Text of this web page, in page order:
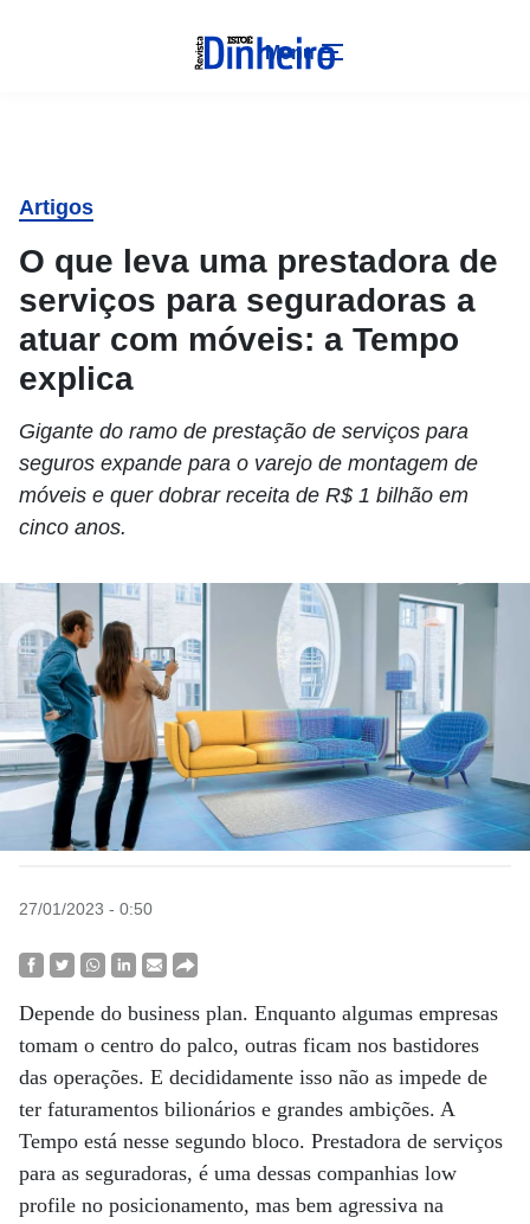
Menu
Artigos
O que leva uma prestadora de
serviços para seguradoras a
atuar com móveis: a Tempo
explica
Gigante do ramo de prestação de serviços para
seguros expande para o varejo de montagem de
móveis e quer dobrar receita de R$ 1 bilhão em
cinco anos.
27/01/2023 - 0:50
Depende do business plan. Enquanto algumas empresas
tomam o centro do palco, outras ficam nos bastidores
das operações. E decididamente isso não as impede de
ter faturamentos bilionários e grandes ambições. A
Tempo está nesse segundo bloco. Prestadora de serviços
para as seguradoras, é uma dessas companhias low
profile no posicionamento, mas bem agressiva na